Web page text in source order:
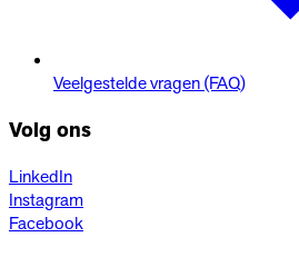
Veelgestelde vragen (FAQ)
Volg ons
LinkedIn
Instagram
Facebook